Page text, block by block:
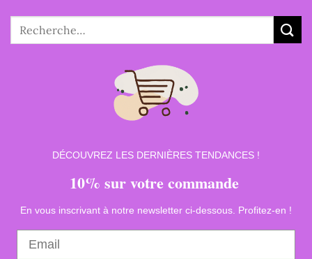
Recherche
pour :
DÉCOUVREZ LES DERNIÈRES TENDANCES !
10% sur votre commande
En vous inscrivant à notre newsletter ci-dessous. Profitez-en !